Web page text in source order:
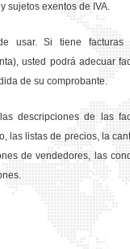
sujetos exentos de IVA.
usar. Si tiene facturas
usted podrá adecuar
de su comprobante.
descripciones de las
las listas de precios, la
de vendedores, las